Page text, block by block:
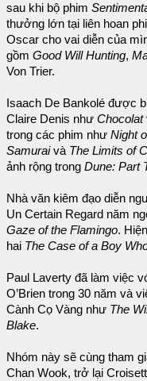
sau khi bộ phim
thưởng lớn tại liên hoan
Oscar cho vai diễn của
gồm Good Will Hunting,
Von Trier.
Isaach De Bankolé được
Claire Denis như Chocolat
trong các phim như Night
Samuraivà The Limits of
ảnh rộng trong Dune: Part
Nhà văn kiêm đạo diễn
Un Certain Regard năm
Gaze of the Flamingo.
hai The Case of a Boy
Paul Laverty đã làm việc
O’Brien trong 30 năm và
Cành Cọ Vàng như The
Blake.
Nhóm này sẽ cùng tham
Chan Wook, trở lại